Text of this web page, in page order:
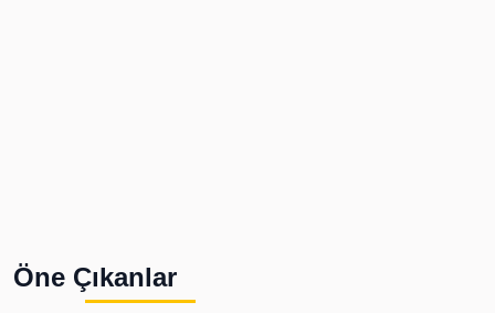
Öne Çıkanlar